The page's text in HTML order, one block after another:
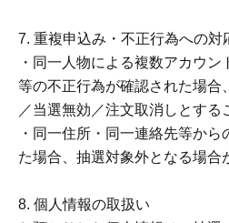
7. 重複申込み・不正行為への対
・同一人物による複数アカウ
等の不正行為が確認された場合
／当選無効／注文取消しとする
・同一住所・同一連絡先等か
た場合、抽選対象外となる場合
8. 個人情報の取扱い